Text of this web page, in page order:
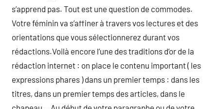
s’apprend pas. Tout est une question de commodes.
Votre féminin va s’affiner à travers vos lectures et des
orientations que vous sélectionnerez durant vos
rédactions.Voilà encore l’une des traditions d’or de la
rédaction internet : on place le contenu important ( les
expressions phares ) dans un premier temps : dans les
titres, dans un premier temps des articles, dans le